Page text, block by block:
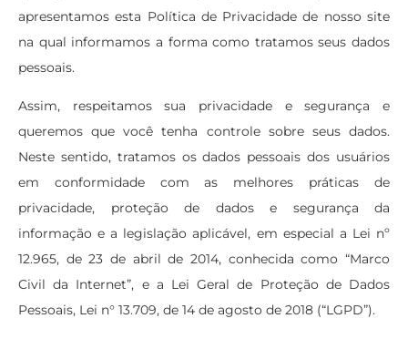
apresentamos esta Política de Privacidade de nosso site
na qual informamos a forma como tratamos seus dados
pessoais.
Assim, respeitamos sua privacidade e segurança e
queremos que você tenha controle sobre seus dados.
Neste sentido, tratamos os dados pessoais dos usuários
em conformidade com as melhores práticas de
privacidade, proteção de dados e segurança da
informação e a legislação aplicável, em especial a Lei nº
12.965, de 23 de abril de 2014, conhecida como “Marco
Civil da Internet”, e a Lei Geral de Proteção de Dados
Pessoais, Lei n° 13.709, de 14 de agosto de 2018 (“LGPD”).